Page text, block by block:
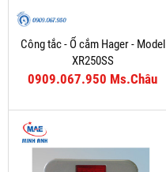
Công tắc - Ổ cắm Hager - Model
XR250SS
0909.067.950 Ms.Châu